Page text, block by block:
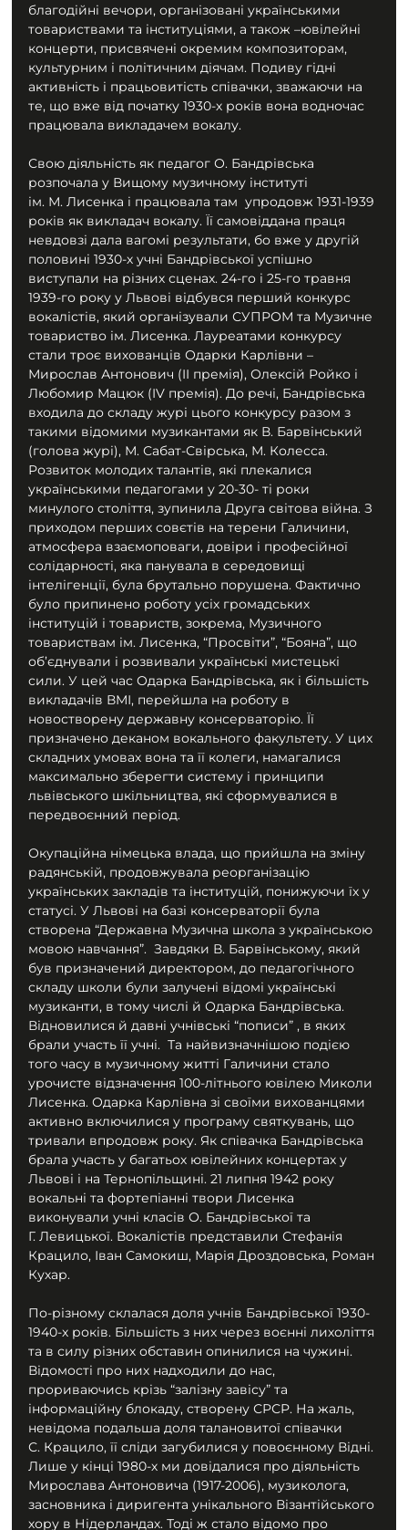
благодійні вечори, організовані українськими
товариствами та інституціями, а також –ювілейні
концерти, присвячені окремим композиторам,
культурним і політичним діячам. Подиву гідні
активність і працьовитість співачки, зважаючи на
те, що вже від початку 1930-х років вона водночас
працювала викладачем вокалу.
Свою діяльність як педагог О. Бандрівська
розпочала у Вищому музичному інституті
ім. М. Лисенка і працювала там  упродовж 1931-1939
років як викладач вокалу. Її самовіддана праця
невдовзі дала вагомі результати, бо вже у другій
половині 1930-х учні Бандрівської успішно
виступали на різних сценах. 24-го і 25-го травня
1939-го року у Львові відбувся перший конкурс
вокалістів, який організували СУПРОМ та Музичне
товариство ім. Лисенка. Лауреатами конкурсу
стали троє вихованців Одарки Карлівни –
Мирослав Антонович (II премія), Олексій Ройко і
Любомир Мацюк (IV премія). До речі, Бандрівська
входила до складу журі цього конкурсу разом з
такими відомими музикантами як В. Барвінський
(голова журі), М. Сабат-Свірська, М. Колесса.
Розвиток молодих талантів, які плекалися
українськими педагогами у 20-30- ті роки
минулого століття, зупинила Друга світова війна. З
приходом перших совєтів на терени Галичини,
атмосфера взаємоповаги, довіри і професійної
солідарності, яка панувала в середовищі
інтелігенції, була брутально порушена. Фактично
було припинено роботу усіх громадських
інституцій і товариств, зокрема, Музичного
товариствам ім. Лисенка, “Просвіти”, “Бояна”, що
об’єднували і розвивали українські мистецькі
сили. У цей час Одарка Бандрівська, як і більшість
викладачів ВМІ, перейшла на роботу в
новостворену державну консерваторію. Її
призначено деканом вокального факультету. У цих
складних умовах вона та її колеги, намагалися
максимально зберегти систему і принципи
львівського шкільництва, які сформувалися в
передвоєнний період.
Окупаційна німецька влада, що прийшла на зміну
радянській, продовжувала реорганізацію
українських закладів та інституцій, понижуючи їх у
статусі. У Львові на базі консерваторії була
створена “Державна Музична школа з українською
мовою навчання”.  Завдяки В. Барвінському, який
був призначений директором, до педагогічного
складу школи були залучені відомі українські
музиканти, в тому числі й Одарка Бандрівська.
Відновилися й давні учнівські “пописи” , в яких
брали участь її учні.  Та найвизначнішою подією
того часу в музичному житті Галичини стало
урочисте відзначення 100-літнього ювілею Миколи
Лисенка. Одарка Карлівна зі своїми вихованцями
активно включилися у програму святкувань, що
тривали впродовж року. Як співачка Бандрівська
брала участь у багатьох ювілейних концертах у
Львові і на Тернопільщині. 21 липня 1942 року
вокальні та фортепіанні твори Лисенка
виконували учні класів О. Бандрівської та
Г. Левицької. Вокалістів представили Стефанія
Крацило, Іван Самокиш, Марія Дроздовська, Роман
Кухар.
По-різному склалася доля учнів Бандрівської 1930-
1940-х років. Більшість з них через воєнні лихоліття
та в силу різних обставин опинилися на чужині.
Відомості про них надходили до нас,
прориваючись крізь “залізну завісу” та
інформаційну блокаду, створену СРСР. На жаль,
невідома подальша доля талановитої співачки
С. Крацило, її сліди загубилися у повоєнному Відні.
Лише у кінці 1980-х ми довідалися про діяльність
Мирослава Антоновича (1917-2006), музиколога,
засновника і диригента унікального Візантійського
хору в Нідерландах. Тоді ж стало відомо про